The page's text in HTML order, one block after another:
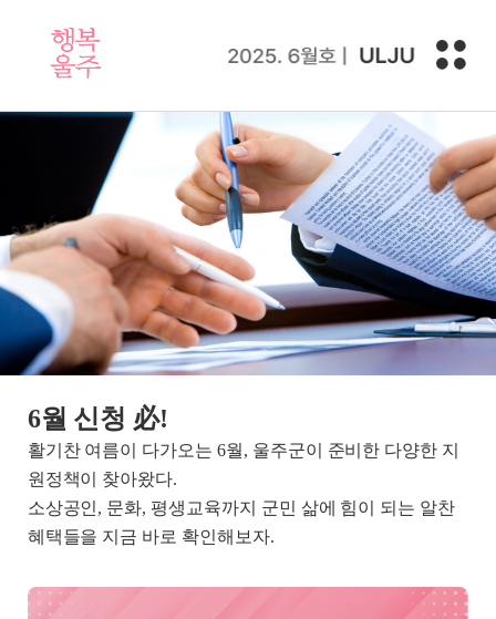
6월 신청 必!
활기찬 여름이 다가오는 6월, 울주군이 준비한 다양한 지
원정책이 찾아왔다.
소상공인, 문화, 평생교육까지 군민 삶에 힘이 되는 알찬
혜택들을 지금 바로 확인해보자.